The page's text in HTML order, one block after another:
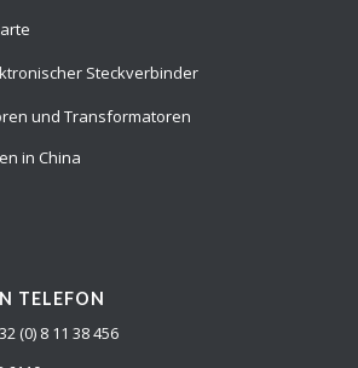
Steckverbinder
und Transformatoren
in China
TELEFON
(0) 8 11 38 456